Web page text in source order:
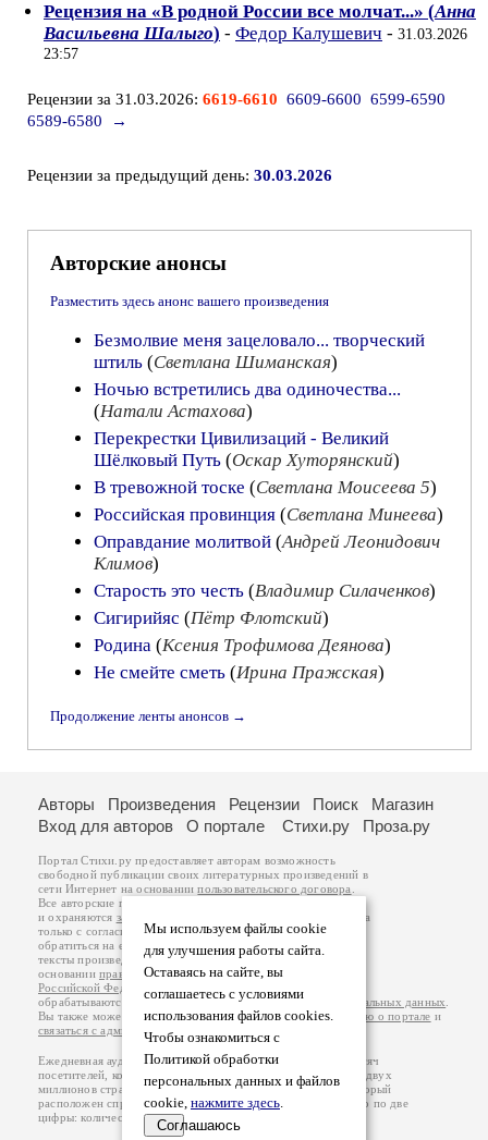
Рецензия на «В родной России все молчат...» (Анна
Васильевна Шалыго) - Федор Калушевич - 31.03.2026
23:57
Рецензии за 31.03.2026: 6619-6610 6609-6600 6599-6590
6589-6580
→
Рецензии за предыдущий день: 30.03.2026
Авторские анонсы
Разместить здесь анонс вашего произведения
Безмолвие меня зацеловало... творческий
штиль (Светлана Шиманская)
Ночью встретились два одиночества...
(Натали Астахова)
Перекрестки Цивилизаций - Великий
Шёлковый Путь (Оскар Хуторянский)
В тревожной тоске (Светлана Моисеева 5)
Российская провинция (Светлана Минеева)
Оправдание молитвой (Андрей Леонидович
Климов)
Старость это честь (Владимир Силаченков)
Сигирийяс (Пётр Флотский)
Родина (Ксения Трофимова Деянова)
Не смейте сметь (Ирина Пражская)
Продолжение ленты анонсов →
Мы используем файлы cookie
для улучшения работы сайта.
Оставаясь на сайте, вы
соглашаетесь с условиями
использования файлов cookies.
Чтобы ознакомиться с
Политикой обработки
персональных данных и файлов
cookie, нажмите здесь.
Соглашаюсь
Авторы Произведения Рецензии Поиск
Магазин
Вход для авторов
О портале Стихи.ру Проза.ру
Портал Стихи.ру предоставляет авторам возможность
свободной публикации своих литературных произведений в
сети Интернет на основаниипользовательского договора
Все авторские права на произведения принадлежат авторам
и охраняются законом
. Перепечатка произведений возможна
только с согласия его автора, к которому вы можете
обратиться на его авторской странице. Ответственность за
тексты произведений авторы несут самостоятельно на
основанииправил публикацииизаконодательства
Российской Федерации
обрабатываются на основанииПолитики обработки персональных данных
Вы также можете посмотреть более подробнуюинформацию о портале и
связаться с администрацией
Ежедневная аудитория портала Стихи.ру – порядка 200 тысяч
посетителей, которые в общей сумме просматривают более двух
миллионов страниц по данным счетчика посещаемости, который
расположен справа от этого текста. В каждой графе указано по две
цифры: количество просмотров и количество посетителей.